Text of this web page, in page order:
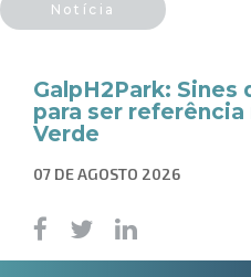
Notícia
GalpH2Park: Sines
para ser
Verde
07 DE AGOSTO 2026